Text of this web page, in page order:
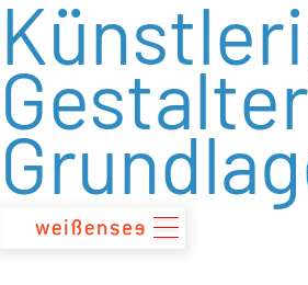
zum
Inhalt